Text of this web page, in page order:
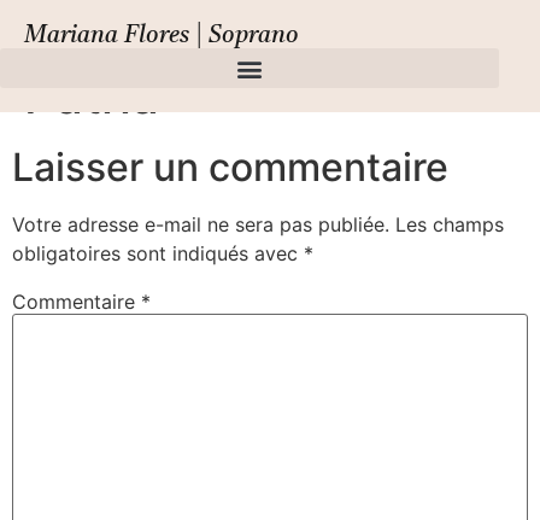
Mariana Flores | Soprano
Il ritorno d’Ulisse in
Patria
Laisser un commentaire
Votre adresse e-mail ne sera pas publiée. Les champs
obligatoires sont indiqués avec *
Commentaire *